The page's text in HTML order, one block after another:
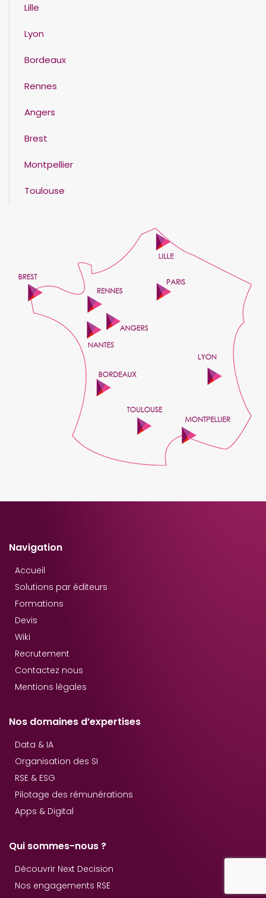
Lille
Lyon
Bordeaux
Rennes
Angers
Brest
Montpellier
Toulouse
Navigation
Accueil
Solutions par éditeurs
Formations
Devis
Wiki
Recrutement
Contactez nous
Mentions légales
Nos domaines d’expertises
Data & IA
Organisation des SI
RSE & ESG
Pilotage des rémunérations
Apps & Digital
Qui sommes-nous ?
Découvrir Next Decision
Nos engagements RSE